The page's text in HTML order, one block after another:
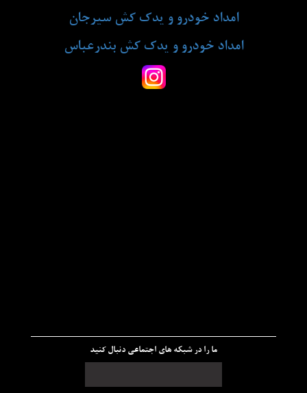
امداد خودرو و یدک کش سیرجان
امداد خودرو و یدک کش بندرعباس
ما را در شبکه های اجتماعی دنبال کنید